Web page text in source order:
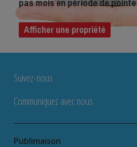
Afficher une propriété
Suivez-nous
Communiquez avec nous
Publimaison